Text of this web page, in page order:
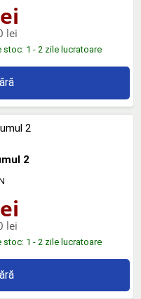
lei
1 - 2 zile lucratoare
2
lei
1 - 2 zile lucratoare